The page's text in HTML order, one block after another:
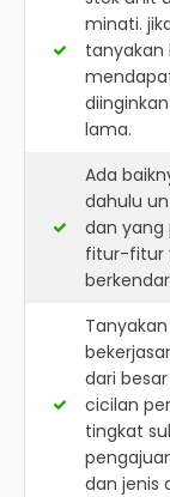
minati.
tanyakan
lama.
Ada
dahulu
dan yang
fitur-fitur
dari
cicilan
tingkat
dan jenis